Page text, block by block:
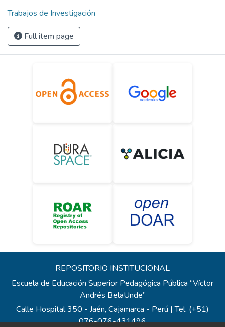
Trabajos de Investigación
Full item page
REPOSITORIO INSTITUCIONAL
Escuela de Educación Superior Pedagógica Pública “Víctor
Andrés BelaUnde”
Calle Hospital 350 - Jaén, Cajamarca - Perú | Tel. (+51)
076-076-431496